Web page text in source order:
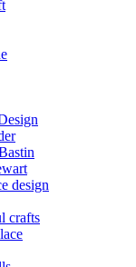
design
crafts